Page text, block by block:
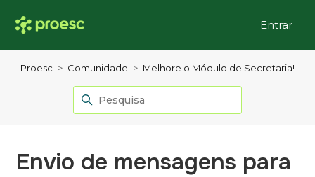
Entrar
Proesc Comunidade Melhore o Módulo de Secretaria!
Envio de mensagens para